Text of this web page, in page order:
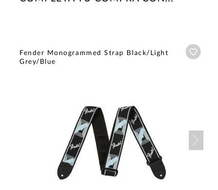
Fender Monogrammed Strap Black/Light
Grey/Blue